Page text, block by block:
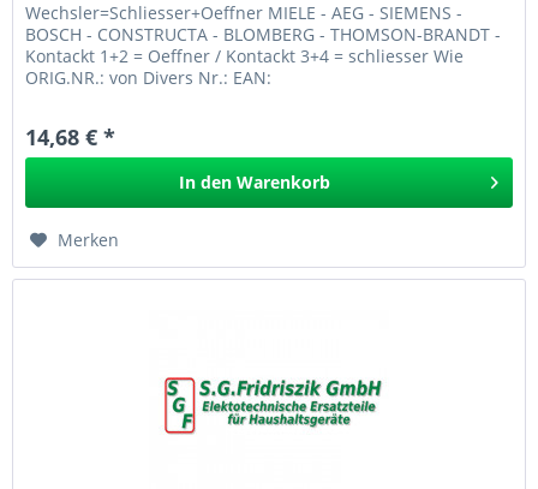
Wechsler=Schliesser+Oeffner MIELE - AEG - SIEMENS -
BOSCH - CONSTRUCTA - BLOMBERG - THOMSON-BRANDT -
Kontackt 1+2 = Oeffner / Kontackt 3+4 = schliesser Wie
ORIG.NR.: von Divers Nr.: EAN:
14,68 € *
In den Warenkorb
Merken